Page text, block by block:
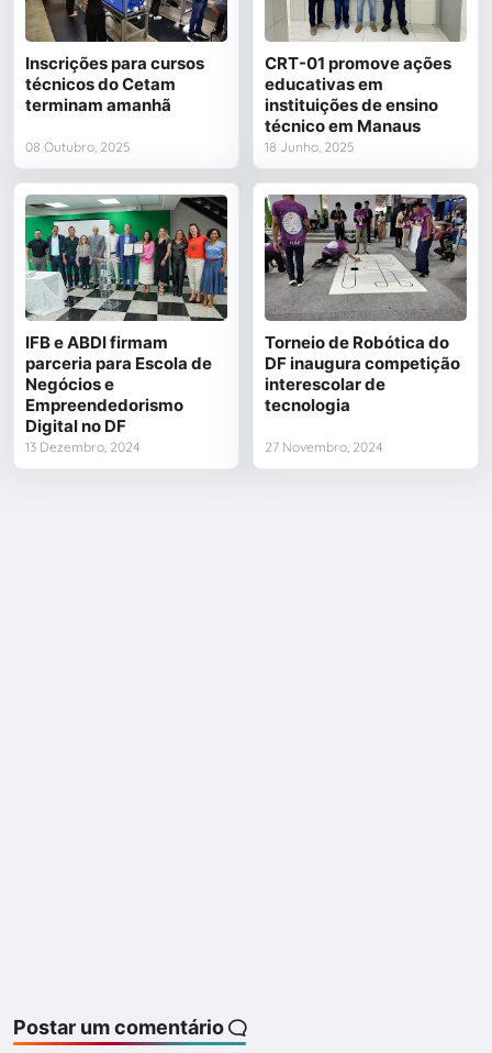
Inscrições para cursos
técnicos do Cetam
terminam amanhã
08 Outubro, 2025
CRT-01 promove ações
educativas em
instituições de ensino
técnico em Manaus
18 Junho, 2025
IFB e ABDI firmam
parceria para Escola de
Negócios e
Empreendedorismo
Digital no DF
13 Dezembro, 2024
Torneio de Robótica do
DF inaugura competição
interescolar de
tecnologia
27 Novembro, 2024
Postar um comentário